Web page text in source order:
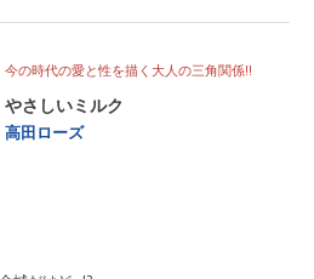
今の時代の愛と性を描く大人の三角関係!!
やさしいミルク
高田ローズ